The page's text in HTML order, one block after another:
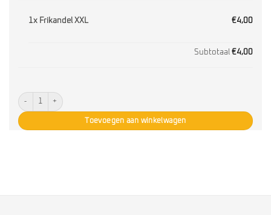
1x Frikandel XXL €4,00
Subtotaal €4,00
Frikandel XXL aantal
Toevoegen aan winkelwagen